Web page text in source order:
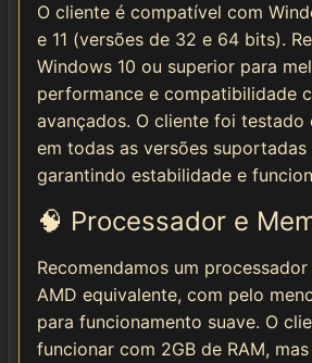
O cliente é compatível com
e 11 (versões de 32 e 64 bits).
Windows 10 ou superior para
performance e compatibilidade
avançados. O cliente foi testado
em todas as versões suportadas
garantindo estabilidade e
🧠 Processador e
Recomendamos um
AMD equivalente, com pelo
para funcionamento suave. O
funcionar com 2GB de RAM,